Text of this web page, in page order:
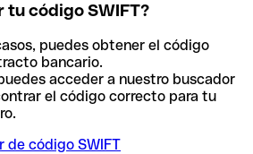
tu código SWIFT?
puedes obtener el código
bancario.
acceder a nuestro buscador
el código correcto para tu
de código SWIFT